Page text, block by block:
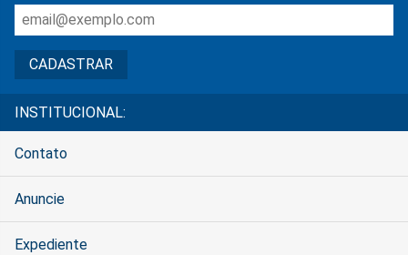
INSTITUCIONAL:
Contato
Anuncie
Expediente